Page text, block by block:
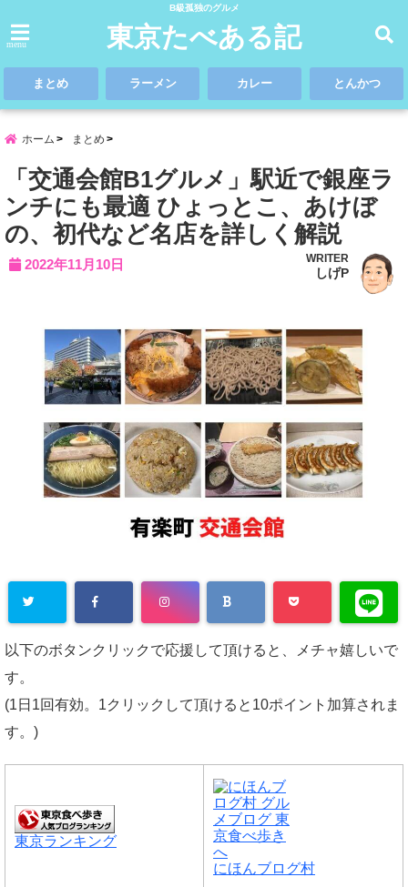
B級孤独のグルメ
menu 東京たべある記
まとめ ラーメン カレー とんかつ
ホーム まとめ
「交通会館B1グルメ」駅近で銀座ラ
ンチにも最適 ひょっとこ、あけぼ
の、初代など名店を詳しく解説
2022年11月10日 WRITER
しげP
以下のボタンクリックで応援して頂けると、メチャ嬉しいで
す。
(1日1回有効。1クリックして頂けると10ポイント加算されま
す。)
東京ランキング
にほんブログ村